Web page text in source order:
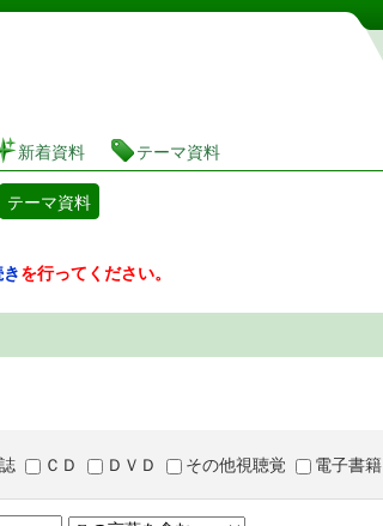
書検索・予約システム
新着資料 テーマ資料
テーマ資料
を行ってください。
ＣＤ ＤＶＤ その他視聴覚 電子書籍